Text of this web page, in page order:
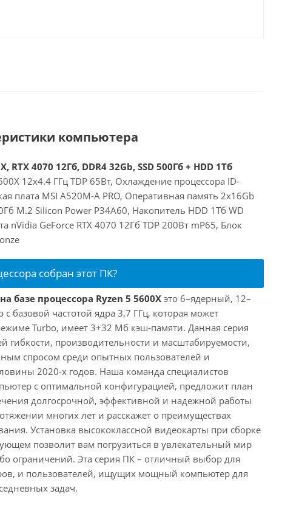
компьютера
4070 12Гб, DDR4 32Gb, SSD 500Гб + HDD 1Тб
12x4.4 ГГц TDP 65Вт, Охлаждение процессора ID-
плата MSI A520M-A PRO, Оперативная память 2x16Gb
M.2 Silicon Power P34A60, Накопитель HDD 1Тб WD
nVidia GeForce RTX 4070 12Гб TDP 200Вт mP65, Блок
собран этот ПК?
базе процессора Ryzen 5 5600X это 6–ядерный, 12–
базовой частотой ядра 3,7 ГГц, которая может
Turbo, имеет 3+32 Мб кэш-памяти. Данная серия
гибкости, производительности и масштабируемости,
спросом среди опытных пользователей и
2020-х годов. Наша команда специалистов
с оптимальной конфигурацией, предложит план
долгосрочной, эффективной и надежной работы
многих лет и расскажет о преимуществах
Установка высококлассной видеокарты при сборке
позволит вам погрузиться в увлекательный мир
ограничений. Эта серия ПК – отличный выбор для
и пользователей, ищущих мощный компьютер для
задач.